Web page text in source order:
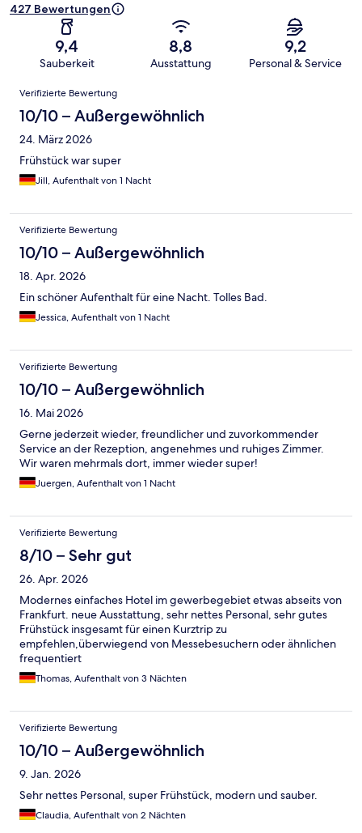
427 Bewertungen
9,4
Sauberkeit
8,8
Ausstattung
9,2
Personal & Service
Bewertungen
Verifizierte Bewertung
10/10 – Außergewöhnlich
24. März 2026
Frühstück war super
Jill, Aufenthalt von 1 Nacht
Verifizierte Bewertung
10/10 – Außergewöhnlich
18. Apr. 2026
Ein schöner Aufenthalt für eine Nacht. Tolles Bad.
Jessica, Aufenthalt von 1 Nacht
Verifizierte Bewertung
10/10 – Außergewöhnlich
16. Mai 2026
Gerne jederzeit wieder, freundlicher und zuvorkommender
Service an der Rezeption, angenehmes und ruhiges Zimmer.
Wir waren mehrmals dort, immer wieder super!
Juergen, Aufenthalt von 1 Nacht
Verifizierte Bewertung
8/10 – Sehr gut
26. Apr. 2026
Modernes einfaches Hotel im gewerbegebiet etwas abseits von
Frankfurt. neue Ausstattung, sehr nettes Personal, sehr gutes
Frühstück insgesamt für einen Kurztrip zu
empfehlen,überwiegend von Messebesuchern oder ähnlichen
frequentiert
Thomas, Aufenthalt von 3 Nächten
Verifizierte Bewertung
10/10 – Außergewöhnlich
9. Jan. 2026
Sehr nettes Personal, super Frühstück, modern und sauber.
Claudia, Aufenthalt von 2 Nächten